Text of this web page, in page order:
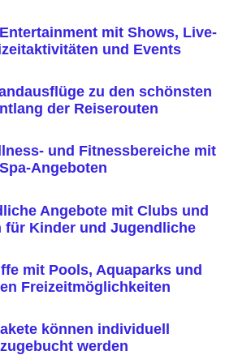
mit Shows, Live-
und Events
zu den schönsten
der Reiserouten
und Fitnessbereiche mit
Spa-Angeboten
Angebote mit Clubs und
für Kinder und Jugendliche
mit Pools, Aquaparks und
Freizeitmöglichkeiten
können individuell
werden